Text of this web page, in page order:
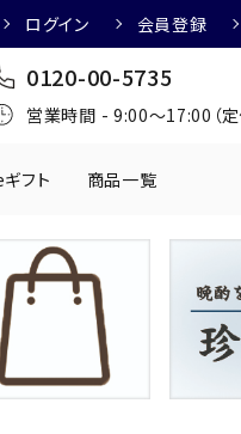
ログイン 会員登録
0120-00-5735
営業時間 - 9:00～17:00（定
かわきもの
日本酒におすすめ
円 2,001円～3,000円
フト 商品一覧